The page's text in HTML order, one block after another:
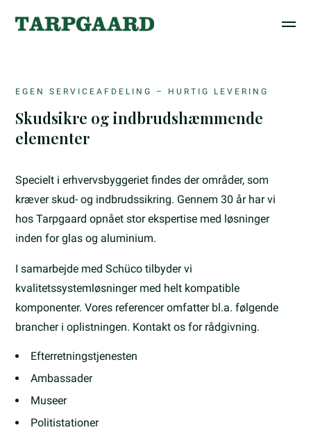
EGEN SERVICEAFDELING – HURTIG LEVERING
Skudsikre og indbrudshæmmende
elementer
Specielt i erhvervsbyggeriet findes der områder, som
kræver skud- og indbrudssikring. Gennem 30 år har vi
hos Tarpgaard opnået stor ekspertise med løsninger
inden for glas og aluminium.
I samarbejde med Schüco tilbyder vi
kvalitetssystemløsninger med helt kompatible
komponenter. Vores referencer omfatter bl.a. følgende
brancher i oplistningen. Kontakt os for rådgivning.
Efterretningstjenesten
Ambassader
Museer
Politistationer